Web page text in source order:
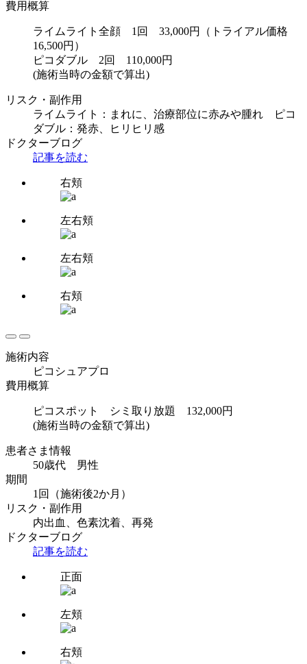
費用概算
ライムライト全顔 1回 33,000円（トライアル価格
16,500円）
ピコダブル 2回 110,000円
(施術当時の金額で算出)
リスク・副作用
ライムライト：まれに、治療部位に赤みや腫れ ピコ
ダブル：発赤、ヒリヒリ感
ドクターブログ
記事を読む
右頬
左右頬
左右頬
右頬
施術内容
ピコシュアプロ
費用概算
ピコスポット シミ取り放題 132,000円
(施術当時の金額で算出)
患者さま情報
50歳代 男性
期間
1回（施術後2か月）
リスク・副作用
内出血、色素沈着、再発
ドクターブログ
記事を読む
正面
左頬
右頬